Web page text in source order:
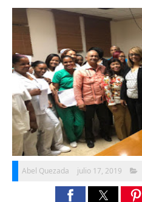
Abel Quezada julio 17, 2019